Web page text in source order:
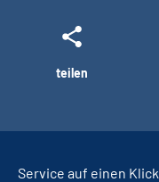
teilen
Service auf einen Klick